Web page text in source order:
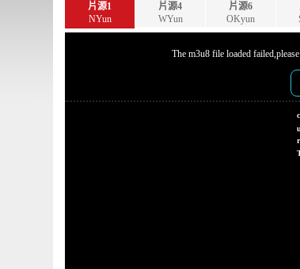
片源1
NYun
片源4
WYun
片源6
OKyun